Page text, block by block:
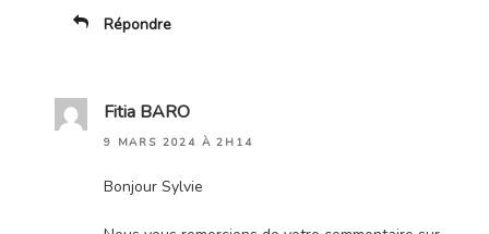
Répondre
Fitia BARO
9 MARS 2024 À 2H14
Bonjour Sylvie